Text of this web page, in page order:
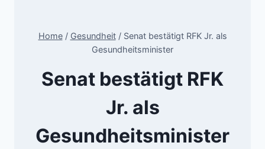
Home / Gesundheit / Senat bestätigt RFK Jr. als
Gesundheitsminister
Senat bestätigt RFK
Jr. als
Gesundheitsminister